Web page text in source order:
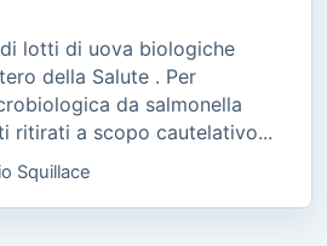
lotti di uova biologiche
della Salute . Per
da salmonella
ritirati a scopo cautelativo...
Squillace